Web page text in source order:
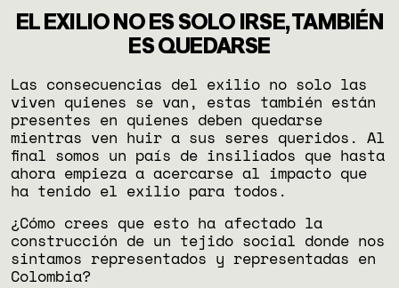
EL EXILIO NO ES SOLO IRSE, TAMBIÉN
ES QUEDARSE
Las consecuencias del exilio no solo las
viven quienes se van, estas también están
presentes en quienes deben quedarse
mientras ven huir a sus seres queridos. Al
final somos un país de insiliados que hasta
ahora empieza a acercarse al impacto que
ha tenido el exilio para todos.
¿Cómo crees que esto ha afectado la
construcción de un tejido social donde nos
sintamos representados y representadas en
Colombia?